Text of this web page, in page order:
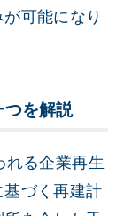
可能になり
つを解説
れる企業再生
づく再建計